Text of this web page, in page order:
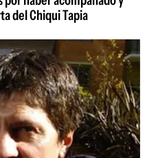
del Chiqui Tapia